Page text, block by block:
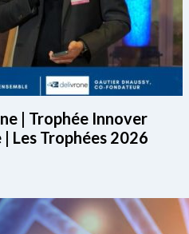
| Trophée Innover
| Les Trophées 2026